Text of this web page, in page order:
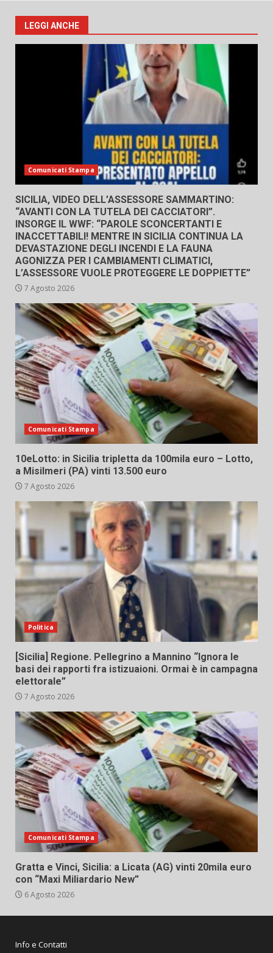
LEGGI ANCHE
Comunicati Stampa
SICILIA, VIDEO DELL’ASSESSORE SAMMARTINO:
“AVANTI CON LA TUTELA DEI CACCIATORI”.
INSORGE IL WWF: “PAROLE SCONCERTANTI E
INACCETTABILI! MENTRE IN SICILIA CONTINUA LA
DEVASTAZIONE DEGLI INCENDI E LA FAUNA
AGONIZZA PER I CAMBIAMENTI CLIMATICI,
L’ASSESSORE VUOLE PROTEGGERE LE DOPPIETTE”
7 Agosto 2026
Comunicati Stampa
10eLotto: in Sicilia tripletta da 100mila euro – Lotto,
a Misilmeri (PA) vinti 13.500 euro
7 Agosto 2026
Politica
[Sicilia] Regione. Pellegrino a Mannino “Ignora le
basi dei rapporti fra istizuaioni. Ormai è in campagna
elettorale”
7 Agosto 2026
Comunicati Stampa
Gratta e Vinci, Sicilia: a Licata (AG) vinti 20mila euro
con “Maxi Miliardario New”
6 Agosto 2026
Info e Contatti